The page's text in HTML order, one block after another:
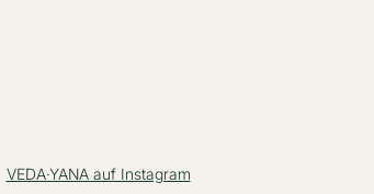
VEDA·YANA auf Instagram